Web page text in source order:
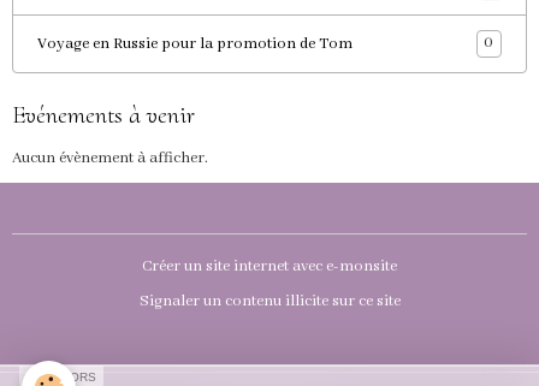
Voyage en Russie pour la promotion de Tom 0
Evénements à venir
Aucun évènement à afficher.
Créer un site internet avec e-monsite
Signaler un contenu illicite sur ce site
SPONSORS